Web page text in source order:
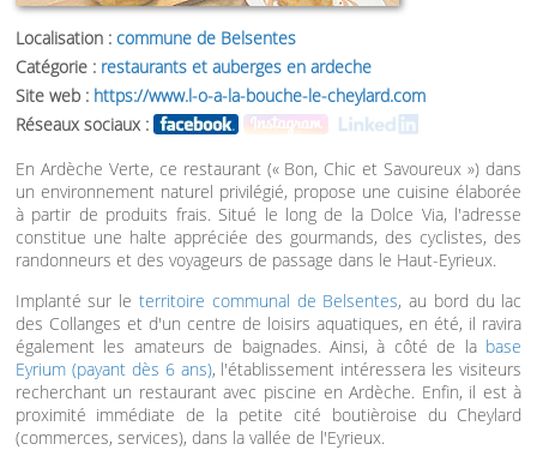
Localisation : commune de Belsentes
Catégorie : restaurants et auberges en ardeche
Site web : https://www.l-o-a-la-bouche-le-cheylard.com
Réseaux sociaux :
En Ardèche Verte, ce restaurant (« Bon, Chic et Savoureux ») dans
un environnement naturel privilégié, propose une cuisine élaborée
à partir de produits frais. Situé le long de la Dolce Via, l'adresse
constitue une halte appréciée des gourmands, des cyclistes, des
randonneurs et des voyageurs de passage dans le Haut-Eyrieux.
Implanté sur le territoire communal de Belsentes, au bord du lac
des Collanges et d'un centre de loisirs aquatiques, en été, il ravira
également les amateurs de baignades. Ainsi, à côté de la base
Eyrium (payant dès 6 ans), l'établissement intéressera les visiteurs
recherchant un restaurant avec piscine en Ardèche. Enfin, il est à
proximité immédiate de la petite cité boutièroise du Cheylard
(commerces, services), dans la vallée de l'Eyrieux.